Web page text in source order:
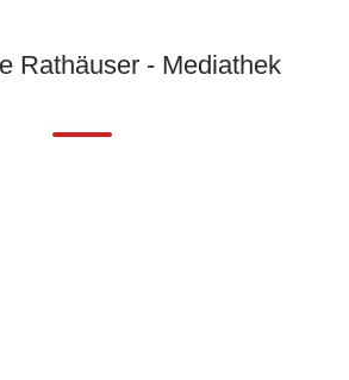
Rathäuser - Mediathek